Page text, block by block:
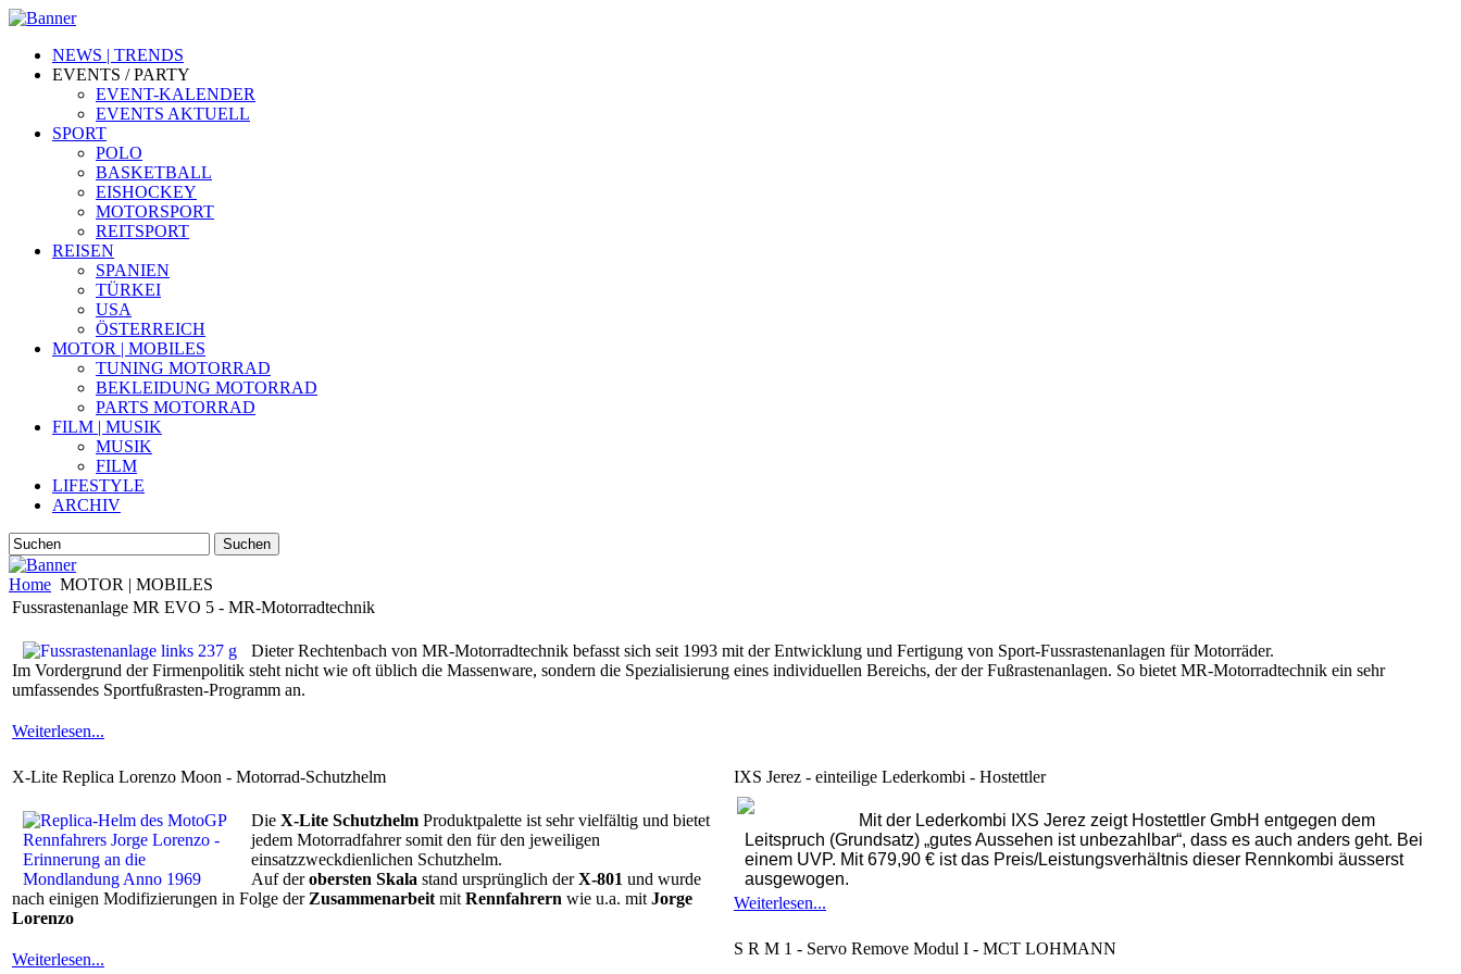
NEWS | TRENDS
EVENTS / PARTY
EVENT-KALENDER
EVENTS AKTUELL
SPORT
POLO
BASKETBALL
EISHOCKEY
MOTORSPORT
REITSPORT
REISEN
SPANIEN
TÜRKEI
USA
ÖSTERREICH
MOTOR | MOBILES
TUNING MOTORRAD
BEKLEIDUNG MOTORRAD
PARTS MOTORRAD
FILM | MUSIK
MUSIK
FILM
LIFESTYLE
ARCHIV
Suchen
Home MOTOR | MOBILES
Fussrastenanlage MR EVO 5 - MR-Motorradtechnik
Dieter Rechtenbach von MR-Motorradtechnik befasst sich seit 1993 mit der Entwicklung und Fertigung von Sport-Fussrastenanlagen für Motorräder.
Im Vordergrund der Firmenpolitik steht nicht wie oft üblich die Massenware, sondern die Spezialisierung eines individuellen Bereichs, der der Fußrastenanlagen. So bietet MR-Motorradtechnik ein sehr
umfassendes Sportfußrasten-Programm an.
Weiterlesen...
X-Lite Replica Lorenzo Moon - Motorrad-Schutzhelm
Die X-Lite Schutzhelm Produktpalette ist sehr vielfältig und bietet
jedem Motorradfahrer somit den für den jeweiligen
einsatzzweckdienlichen Schutzhelm.
Auf derobersten Skala stand ursprünglich derX-801 und wurde
nach einigen Modifizierungen in Folge der Zusammenarbeit mit Rennfahrern wie u.a. mit Jorge
Lorenzo
Weiterlesen...
IXS Jerez - einteilige Lederkombi - Hostettler
Mit der Lederkombi IXS Jerez zeigt Hostettler GmbH entgegen dem
Leitspruch (Grundsatz) „gutes Aussehen ist unbezahlbar“, dass es auch anders geht. Bei
einem UVP. Mit 679,90 € ist das Preis/Leistungsverhältnis dieser Rennkombi äusserst
ausgewogen.
Weiterlesen...
S R M 1 - Servo Remove Modul I - MCT LOHMANN